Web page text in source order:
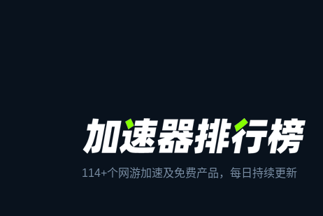
114+个网游加速及免费产品，每日持续更新